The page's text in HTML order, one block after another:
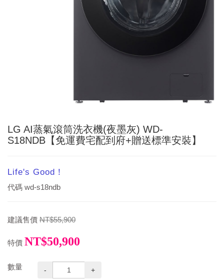
LG AI蒸氣滾筒洗衣機(夜墨灰) WD-
S18NDB【免運費宅配到府+贈送標準安裝】
Life's Good！
代碼 wd-s18ndb
建議售價 NT$55,900
特價 NT$50,900
數量 - +